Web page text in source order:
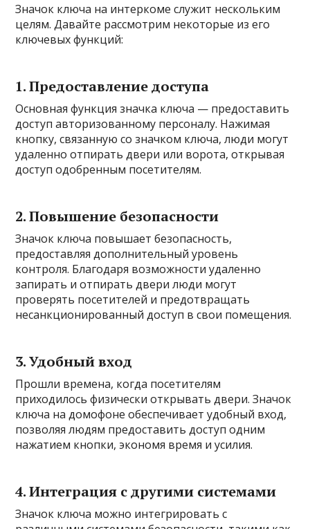
Значок ключа на интеркоме служит нескольким
целям. Давайте рассмотрим некоторые из его
ключевых функций:
1. Предоставление доступа
Основная функция значка ключа — предоставить
доступ авторизованному персоналу. Нажимая
кнопку, связанную со значком ключа, люди могут
удаленно отпирать двери или ворота, открывая
доступ одобренным посетителям.
2. Повышение безопасности
Значок ключа повышает безопасность,
предоставляя дополнительный уровень
контроля. Благодаря возможности удаленно
запирать и отпирать двери люди могут
проверять посетителей и предотвращать
несанкционированный доступ в свои помещения.
3. Удобный вход
Прошли времена, когда посетителям
приходилось физически открывать двери. Значок
ключа на домофоне обеспечивает удобный вход,
позволяя людям предоставить доступ одним
нажатием кнопки, экономя время и усилия.
4. Интеграция с другими системами
Значок ключа можно интегрировать с